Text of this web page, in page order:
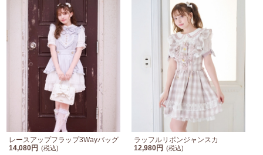
レースアップフラップ3Wayバッグ
14,080円 (税込)
ラッフルリボンジャンスカ
12,980円 (税込)